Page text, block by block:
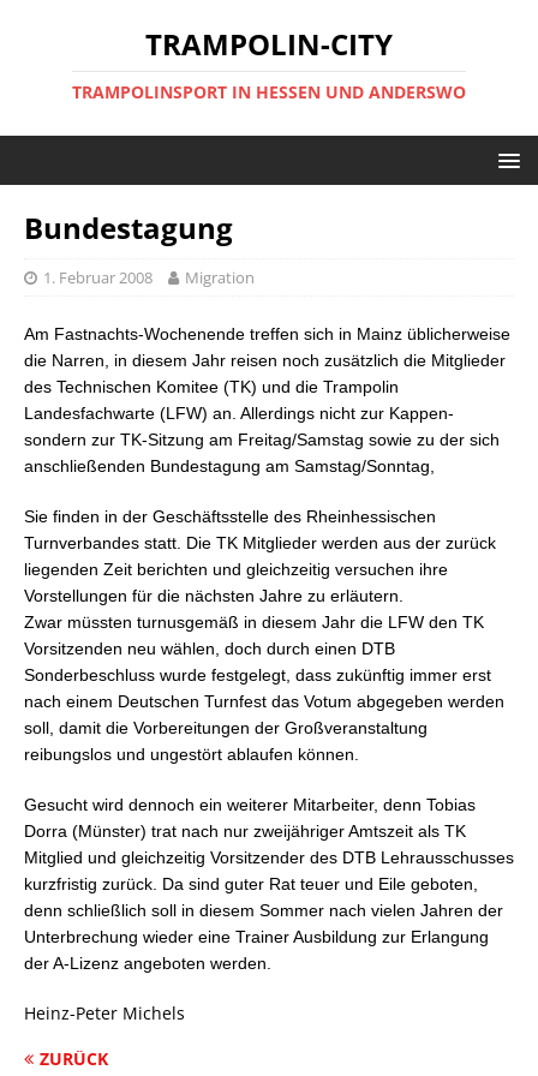
TRAMPOLIN-CITY
TRAMPOLINSPORT IN HESSEN UND ANDERSWO
Bundestagung
1. Februar 2008 Migration
Am Fastnachts-Wochenende treffen sich in Mainz üblicherweise
die Narren, in diesem Jahr reisen noch zusätzlich die Mitglieder
des Technischen Komitee (TK) und die Trampolin
Landesfachwarte (LFW) an. Allerdings nicht zur Kappen-
sondern zur TK-Sitzung am Freitag/Samstag sowie zu der sich
anschließenden Bundestagung am Samstag/Sonntag,
Sie finden in der Geschäftsstelle des Rheinhessischen
Turnverbandes statt. Die TK Mitglieder werden aus der zurück
liegenden Zeit berichten und gleichzeitig versuchen ihre
Vorstellungen für die nächsten Jahre zu erläutern.
Zwar müssten turnusgemäß in diesem Jahr die LFW den TK
Vorsitzenden neu wählen, doch durch einen DTB
Sonderbeschluss wurde festgelegt, dass zukünftig immer erst
nach einem Deutschen Turnfest das Votum abgegeben werden
soll, damit die Vorbereitungen der Großveranstaltung
reibungslos und ungestört ablaufen können.
Gesucht wird dennoch ein weiterer Mitarbeiter, denn Tobias
Dorra (Münster) trat nach nur zweijähriger Amtszeit als TK
Mitglied und gleichzeitig Vorsitzender des DTB Lehrausschusses
kurzfristig zurück. Da sind guter Rat teuer und Eile geboten,
denn schließlich soll in diesem Sommer nach vielen Jahren der
Unterbrechung wieder eine Trainer Ausbildung zur Erlangung
der A-Lizenz angeboten werden.
Heinz-Peter Michels
ZURÜCK